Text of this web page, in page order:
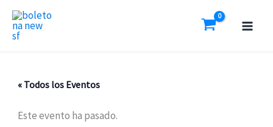
contenido
« Todos los Eventos
Este evento ha pasado.